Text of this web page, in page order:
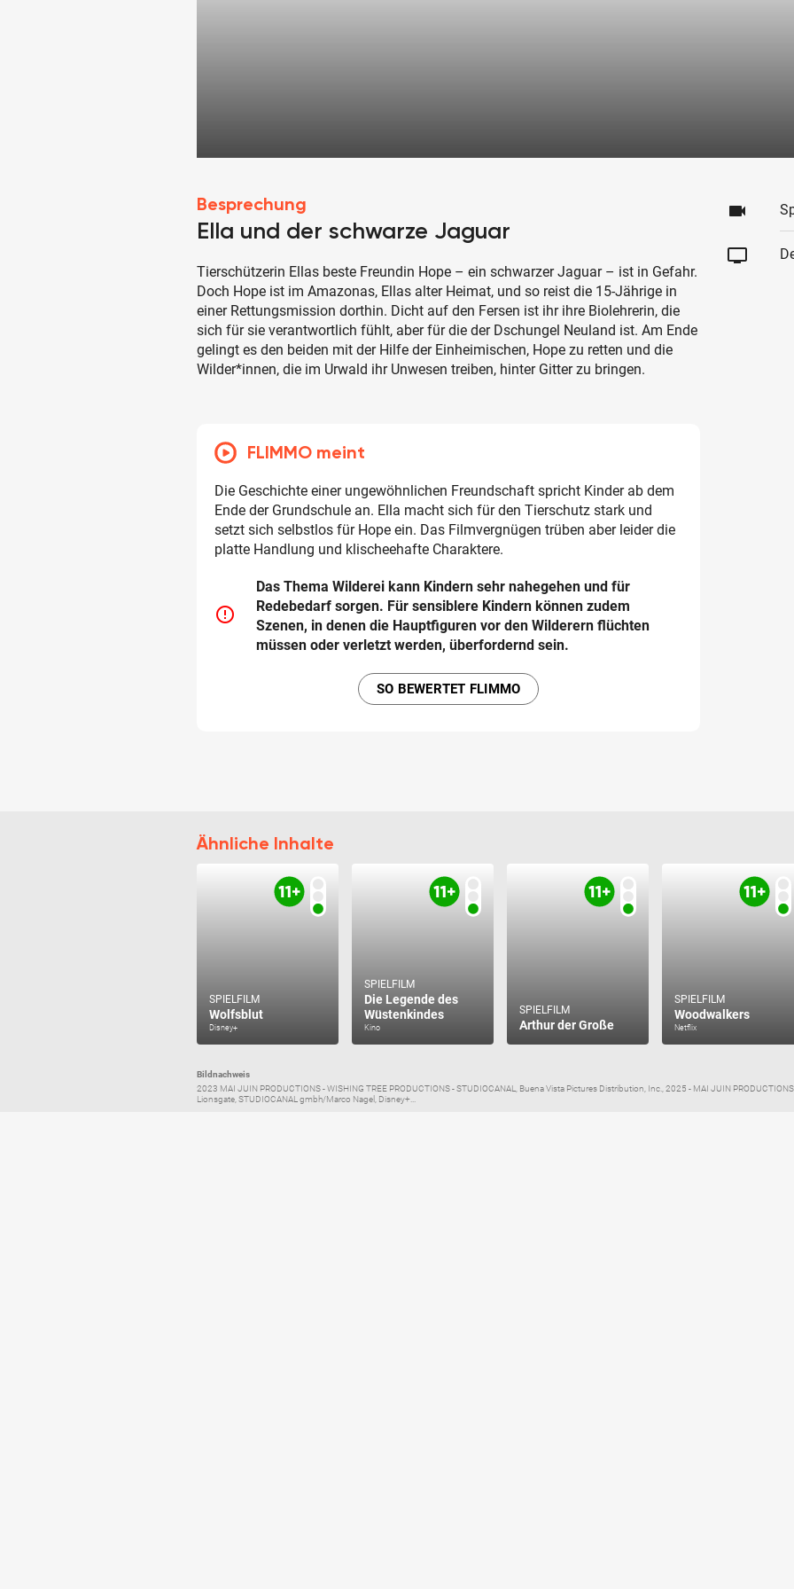
Besprechung
Ella und der schwarze Jaguar
Tierschützerin Ellas beste Freundin Hope – ein schwarzer Jaguar – ist in Gefahr.
Doch Hope ist im Amazonas, Ellas alter Heimat, und so reist die 15-Jährige in
einer Rettungsmission dorthin. Dicht auf den Fersen ist ihr ihre Biolehrerin, die
sich für sie verantwortlich fühlt, aber für die der Dschungel Neuland ist. Am Ende
gelingt es den beiden mit der Hilfe der Einheimischen, Hope zu retten und die
Wilder*innen, die im Urwald ihr Unwesen treiben, hinter Gitter zu bringen.
FLIMMO meint
Die Geschichte einer ungewöhnlichen Freundschaft spricht Kinder ab dem
Ende der Grundschule an. Ella macht sich für den Tierschutz stark und
setzt sich selbstlos für Hope ein. Das Filmvergnügen trüben aber leider die
platte Handlung und klischeehafte Charaktere.
error_outline
Das Thema Wilderei kann Kindern sehr nahegehen und für
Redebedarf sorgen. Für sensiblere Kindern können zudem
Szenen, in denen die Hauptfiguren vor den Wilderern flüchten
müssen oder verletzt werden, überfordernd sein.
SO BEWERTET FLIMMO
videocam
tv
Ähnliche Inhalte
SPIELFILM
Wolfsblut
Disney+
SPIELFILM
Die Legende des
Wüstenkindes
Kino
SPIELFILM
Arthur der Große
SPIELFILM
Woodwalkers
Netflix
Bildnachweis
2023 MAI JUIN PRODUCTIONS - WISHING TREE PRODUCTIONS - STUDIOCANAL, Buena Vista Pictures Distribution, Inc., 2025 - MAI JUIN
Lionsgate, STUDIOCANAL gmbh/Marco Nagel, Disney+...